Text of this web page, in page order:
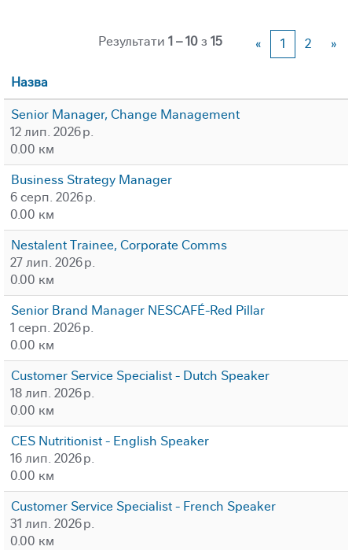
Результати 1 – 10з 15 « 1 2 »
Назва
Senior Manager, Change Management
12 лип. 2026 р.
0.00 км
Business Strategy Manager
6 серп. 2026 р.
0.00 км
Nestalent Trainee, Corporate Comms
27 лип. 2026 р.
0.00 км
Senior Brand Manager NESCAFÉ-Red Pillar
1 серп. 2026 р.
0.00 км
Customer Service Specialist - Dutch Speaker
18 лип. 2026 р.
0.00 км
CES Nutritionist - English Speaker
16 лип. 2026 р.
0.00 км
Customer Service Specialist - French Speaker
31 лип. 2026 р.
0.00 км